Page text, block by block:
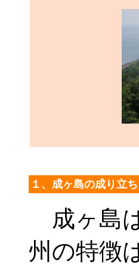
１、成ヶ島の成り立ち
成ヶ島
州の特徴